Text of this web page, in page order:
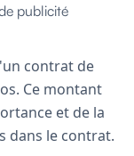
publicité
contrat de
Ce montant
et de la
dans le contrat.